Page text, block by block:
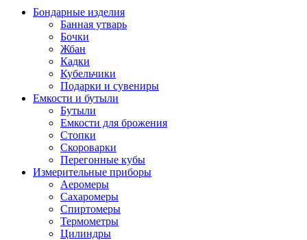
Бондарные изделия
Банная утварь
Бочки
Жбан
Кадки
Кубельчики
Подарки и сувениры
Емкости и бутыли
Бутыли
Емкости для брожения
Стопки
Скороварки
Перегонные кубы
Измерительные приборы
Аеромеры
Сахаромеры
Спиртомеры
Термометры
Цилиндры